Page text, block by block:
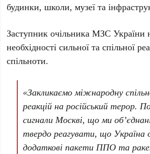
будинки, школи, музеї та
Заступник очільника МЗС України
необхідності сильної та спільної
спільноти.
«Закликаємо міжнародну
реакцій на російський терор.
сигнали Москві, що ми
твердо реагувати, що Україна
додаткові пакети ППО та